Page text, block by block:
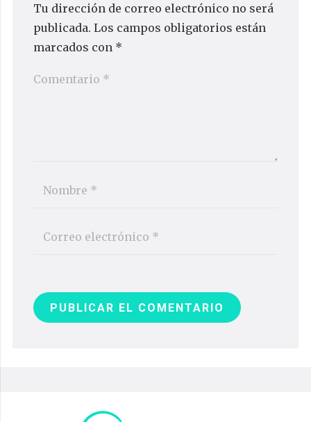
Tu dirección de correo electrónico no será
publicada. Los campos obligatorios están
marcados con *
PUBLICAR EL COMENTARIO